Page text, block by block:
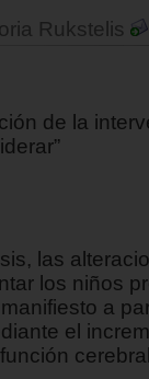
Rukstelis
de la
las
los niños
a
el